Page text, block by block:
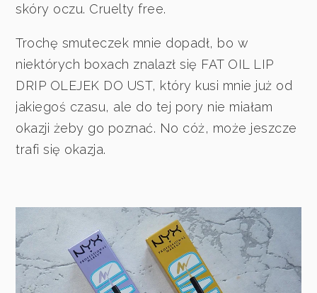
skóry oczu. Cruelty free.
Trochę smuteczek mnie dopadł, bo w
niektórych boxach znalazł się FAT OIL LIP
DRIP OLEJEK DO UST, który kusi mnie już od
jakiegoś czasu, ale do tej pory nie miałam
okazji żeby go poznać. No cóż, może jeszcze
trafi się okazja.